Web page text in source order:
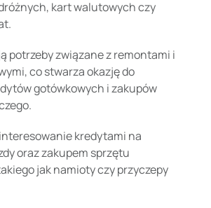
kart walutowych czy
potrzeby związane z remontami i
co stwarza okazję do
gotówkowych i zakupów
kredytami na
oraz zakupem sprzętu
jak namioty czy przyczepy